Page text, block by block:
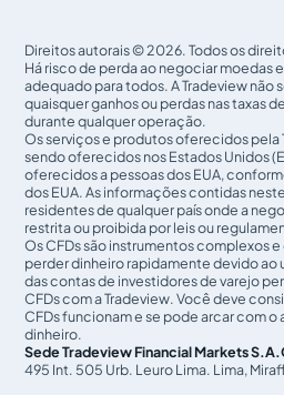
Como posso participar do
Brokers?
Posso fazer parceria com a
afiliado?
O que é MAM Viewer e como
O que é CommuniTraders?
Guia passo a passo para se
Como faço para copiar/
Signal provider?
Como parar de copiar/seguir a
Signal Provider?
Direitos autorais © 2026. Todos os
Há risco de perda ao negociar moedas
adequado para todos. A Tradeview não
quaisquer ganhos ou perdas nas taxas
durante qualquer operação.
Os serviços e produtos oferecidos pela
sendo oferecidos nos Estados Unidos
oferecidos a pessoas dos EUA,
dos EUA. As informações contidas
residentes de qualquer país onde a
restrita ou proibida por leis ou
Os CFDs são instrumentos complexos
perder dinheiro rapidamente devido ao
das contas de investidores de varejo
CFDs com a Tradeview. Você deve
CFDs funcionam e se pode arcar com
dinheiro.
Sede Tradeview Financial Markets
495 Int. 505 Urb. Leuro Lima. Lima,